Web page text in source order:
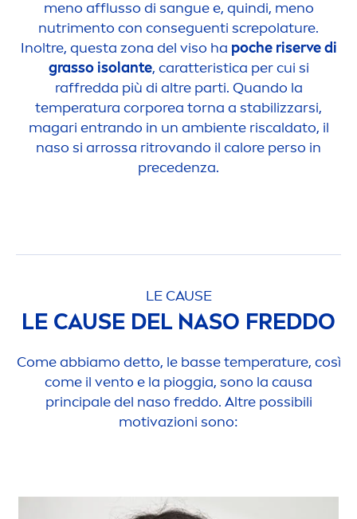
meno afflusso di sangue e, quindi, meno
nutrimento con conseguenti screpolature.
Inoltre, questa zona del viso ha poche riserve di
grasso isolante, caratteristica per cui si
raffredda più di altre parti. Quando la
temperatura corporea torna a stabilizzarsi,
magari entrando in un ambiente riscaldato, il
naso si arrossa ritrovando il calore perso in
precedenza.
LE CAUSE
LE CAUSE DEL NASO FREDDO
Come abbiamo detto, le basse temperature, così
come il vento e la pioggia, sono la causa
principale del naso freddo. Altre possibili
motivazioni sono: